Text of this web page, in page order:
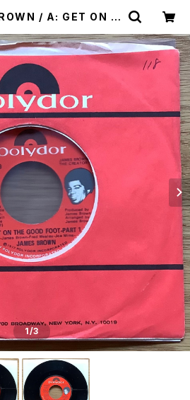
/ A: GET ON T
GOOD FOOT - PAR
Soul Records
1/3